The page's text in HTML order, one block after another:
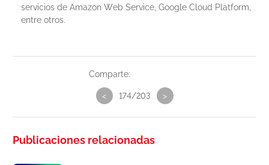
servicios de Amazon Web Service, Google Cloud Platform,
entre otros.
Comparte:
< 174/203 >
Publicaciones relacionadas